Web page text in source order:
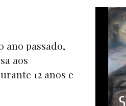
ano passado,
aos
12 anos e